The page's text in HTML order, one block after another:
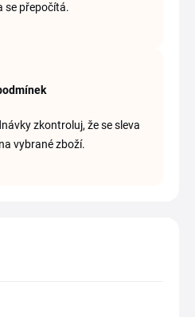
se přepočítá.
zkontroluj, že se sleva
vybrané zboží.